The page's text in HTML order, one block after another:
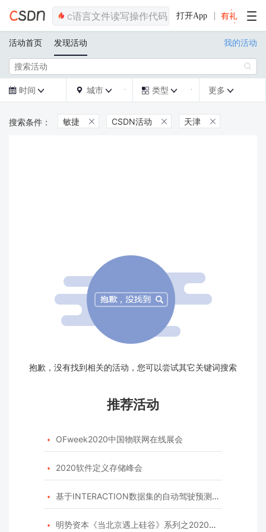
打开App
活动首页 发现活动 我的活动

 时间   城市   类型  更多 
敏捷  CSDN活动  天津 
抱歉，没有找到相关的活动，您可以尝试其它关键词搜索
推荐活动
 OFweek2020中国物联网在线展会
 2020软件定义存储峰会
 基于INTERACTION数据集的自动驾驶预测模型挑战赛
 明势资本《当北京遇上硅谷》系列之2020年度开源峰会